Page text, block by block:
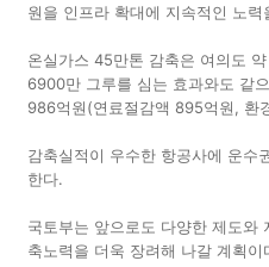
원을 인프라 확대에 지속적인 노력
온실가스 45만톤 감축은 여의도
6900만 그루를 심는 효과와도 같
986억원(연료절감액 895억원, 환
감축실적이 우수한 항공사에 운수
한다.
국토부는 앞으로도 다양한 제도와
축노력을 더욱 장려해 나갈 계획이